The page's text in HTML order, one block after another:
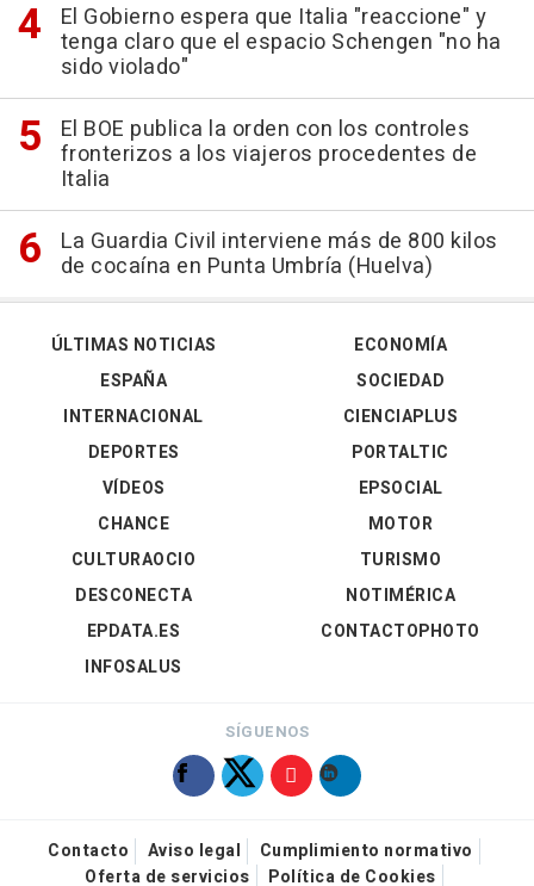
El Gobierno espera que Italia "reaccione" y
tenga claro que el espacio Schengen "no ha
sido violado"
El BOE publica la orden con los controles
fronterizos a los viajeros procedentes de
Italia
La Guardia Civil interviene más de 800 kilos
de cocaína en Punta Umbría (Huelva)
ÚLTIMAS NOTICIAS
ESPAÑA
INTERNACIONAL
DEPORTES
VÍDEOS
ECONOMÍA
SOCIEDAD
CIENCIAPLUS
PORTALTIC
EPSOCIAL
CHANCE
CULTURAOCIO
DESCONECTA
EPDATA.ES
INFOSALUS
MOTOR
TURISMO
NOTIMÉRICA
CONTACTOPHOTO
SÍGUENOS
Contacto Aviso legal
Cumplimiento normativo
Oferta de servicios
Política de Cookies